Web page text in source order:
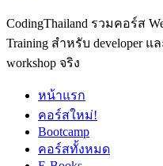
CodingThailand รวมคอร์ส
Training สำหรับ developer
workshop จริง
หน้าแรก
คอร์สใหม่!
Bootcamp
คอร์สทั้งหมด